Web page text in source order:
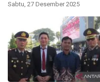
Sabtu, 27 Desember 2025